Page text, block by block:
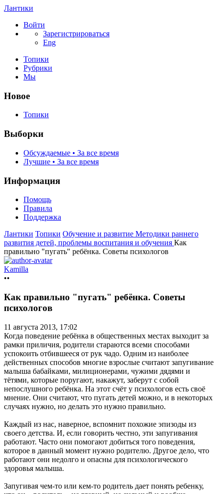
Лантики
Войти
Зарегистрироваться
Eng
Топики
Рубрики
Мы
Новое
Топики
Выборки
Обсуждаемые • За все время
Лучшие • За все время
Информация
Помощь
Правила
Поддержка
Лантики Топики Обучение и развитие Методики раннего
развития детей, проблемы воспитания и обучения Как
правильно "пугать" ребёнка. Советы психологов
Kamilla
••
Как правильно "пугать" ребёнка. Советы
психологов
11 августа 2013, 17:02
Когда поведение ребёнка в общественных местах выходит за
рамки приличия, родители стараются всеми способами
успокоить отбившееся от рук чадо. Одним из наиболее
действенных способов многие взрослые считают запугивание
малыша бабайками, милиционерами, чужими дядями и
тётями, которые поругают, накажут, заберут с собой
непослушного ребёнка. На этот счёт у психологов есть своё
мнение. Они считают, что пугать детей можно, и в некоторых
случаях нужно, но делать это нужно правильно.
Каждый из нас, наверное, вспомнит похожие эпизоды из
своего детства. И, если говорить честно, эти запугивания
работают. Часто они помогают добиться того поведения,
которое в данный момент нужно родителю. Другое дело, что
работают они недолго и опасны для психологического
здоровья малыша.
Запугивая чем-то или кем-то родитель дает понять ребенку,